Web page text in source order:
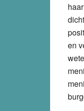
en